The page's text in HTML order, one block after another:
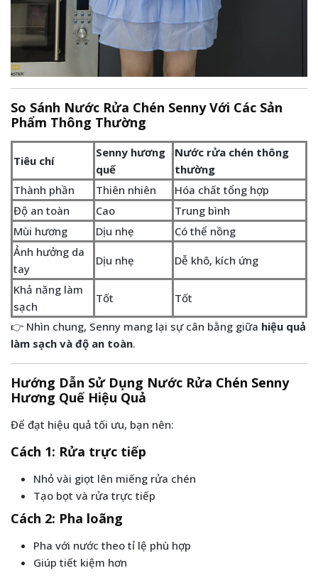
So Sánh Nước Rửa Chén Senny Với Các Sản
Phẩm Thông Thường
Tiêu chí
Senny hương
quế
Nước rửa chén thông
thường
Thành phần
Thiên nhiên
Hóa chất tổng hợp
Độ an toàn
Cao
Trung bình
Mùi hương
Dịu nhẹ
Có thể nồng
Ảnh hưởng da
tay
Dịu nhẹ Dễ khô, kích ứng
Khả năng làm
sạch
Tốt
Tốt
👉 Nhìn chung, Senny mang lại sự cân bằng giữa hiệu quả
làm sạch và độ an toàn.
Hướng Dẫn Sử Dụng Nước Rửa Chén Senny
Hương Quế Hiệu Quả
Để đạt hiệu quả tối ưu, bạn nên:
Cách 1: Rửa trực tiếp
Nhỏ vài giọt lên miếng rửa chén
Tạo bọt và rửa trực tiếp
Cách 2: Pha loãng
Pha với nước theo tỉ lệ phù hợp
Giúp tiết kiệm hơn